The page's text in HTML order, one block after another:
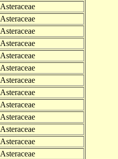
Asteraceae
Asteraceae
Asteraceae
Asteraceae
Asteraceae
Asteraceae
Asteraceae
Asteraceae
Asteraceae
Asteraceae
Asteraceae
Asteraceae
Asteraceae